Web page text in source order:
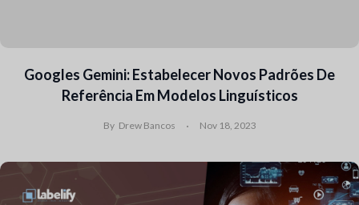
Googles Gemini: Estabelecer Novos Padrões De
Referência Em Modelos Linguísticos
By Drew Bancos Nov 18, 2023